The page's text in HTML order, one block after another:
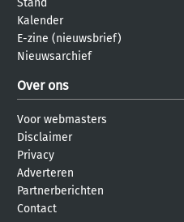
Kalender
E-zine (nieuwsbrief)
Nieuwsarchief
Over ons
Voor webmasters
Disclaimer
Privacy
Adverteren
Partnerberichten
Contact